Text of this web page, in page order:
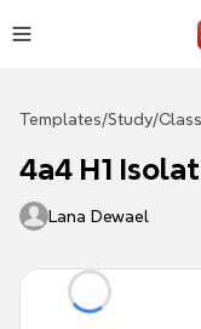
Templates/Study/
4a4 H1
Lana Dewael